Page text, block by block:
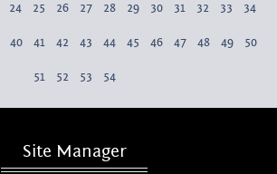
24 25 26 27 28 29 30 31 32 33 34
40 41 42 43 44 45 46 47 48 49 50
51 52 53 54
Site Manager